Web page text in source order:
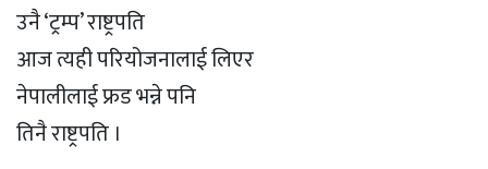
उनै ‘ट्रम्प’ राष्ट्रपति
आज त्यही परियोजनालाई लिएर
नेपालीलाई फ्रड भन्ने पनि
तिनै राष्ट्रपति ।